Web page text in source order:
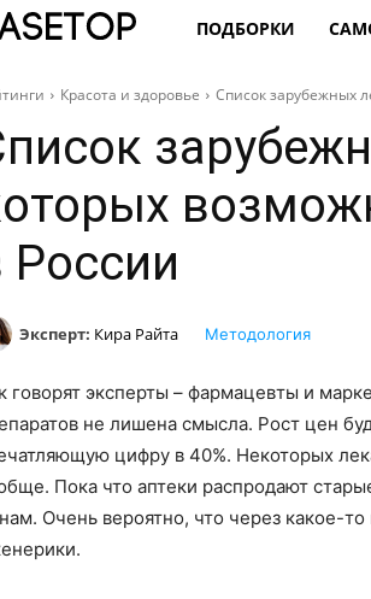
ПОДБОРКИ
Красота и здоровье Список зарубежных
России
Эксперт: Кира Райта Методология
говорят эксперты – фармацевты и
не лишена смысла. Рост цен
цифру в 40%. Некоторых
Пока что аптеки распродают
Очень вероятно, что через какое-